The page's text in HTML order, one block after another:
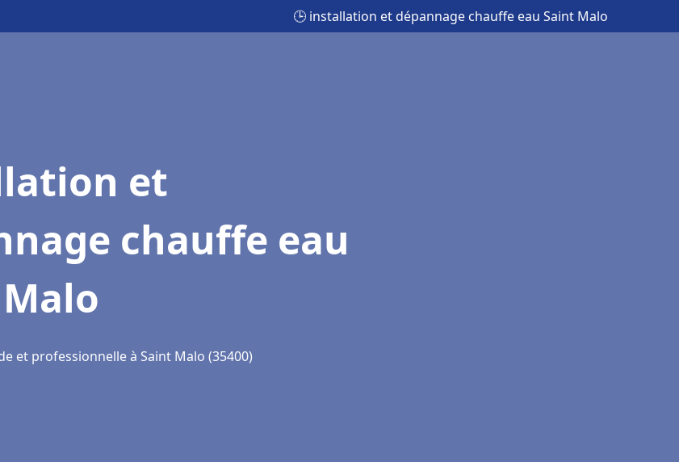
🕒 installation et dépannage chauffe eau Saint Malo
et
chauffe eau
et professionnelle à Saint Malo (35400)